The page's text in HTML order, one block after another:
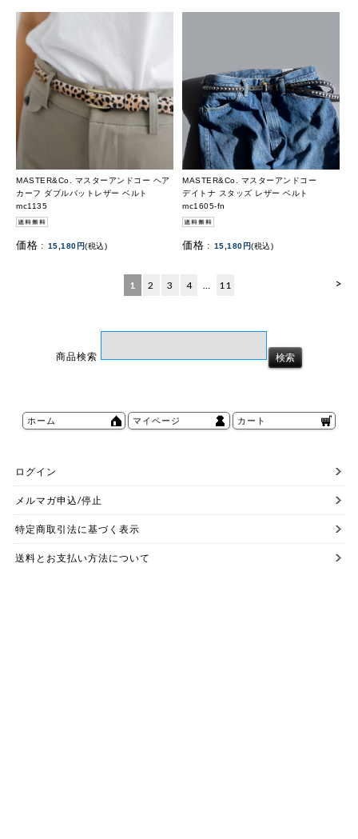
MASTER&Co. マスターアンドコー ヘア
カーフ ダブルバットレザー ベルト
mc1135
価格 : 15,180円(税込)
MASTER&Co. マスターアンドコー
デイトナ スタッズ レザー ベルト
mc1605-fn
価格 : 15,180円(税込)
>
1 2 3 4 … 11
商品検索
ホーム マイページ カート
ログイン
メルマガ申込/停止
特定商取引法に基づく表示
送料とお支払い方法について